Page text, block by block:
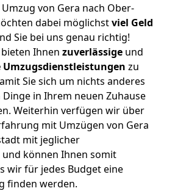
von Gera nach Ober-
dabei möglichstviel Geld
Sie bei uns genau richtig!
Ihnen zuverlässige und
zu
Sie sich um nichts anderes
in Ihrem neuen Zuhause
Weiterhin verfügen wir über
mit Umzügen von Gera
mit jeglicher
können Ihnen somit
wir für jedes Budget eine
finden werden.